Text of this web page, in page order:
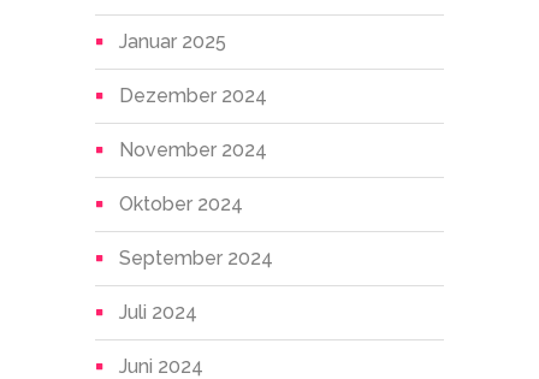
Januar 2025
Dezember 2024
November 2024
Oktober 2024
September 2024
Juli 2024
Juni 2024